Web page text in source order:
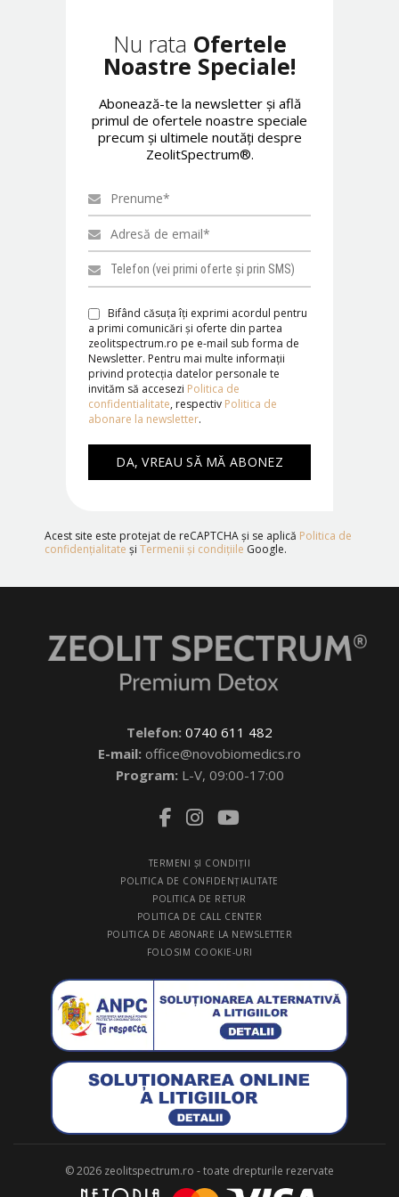
Nu rata Ofertele
Noastre Speciale!
Abonează-te la newsletter şi află
primul de ofertele noastre speciale
precum şi ultimele noutăţi despre
ZeolitSpectrum®.
Bifând căsuţa îţi exprimi acordul pentru
a primi comunicări şi oferte din partea
zeolitspectrum.ro pe e-mail sub forma de
Newsletter. Pentru mai multe informaţii
privind protecţia datelor personale te
invităm să accesezi Politica de
confidentialitate, respectiv Politica de
abonare la newsletter.
Acest site este protejat de reCAPTCHA și se aplică Politica de
confidențialitate și Termenii și condițiile Google.
Telefon: 0740 611 482
E-mail: office@novobiomedics.ro
Program: L-V, 09:00-17:00
TERMENI ŞI CONDIŢII
POLITICA DE CONFIDENŢIALITATE
POLITICA DE RETUR
POLITICA DE CALL CENTER
POLITICA DE ABONARE LA NEWSLETTER
FOLOSIM COOKIE-URI
© 2026 zeolitspectrum.ro - toate drepturile rezervate